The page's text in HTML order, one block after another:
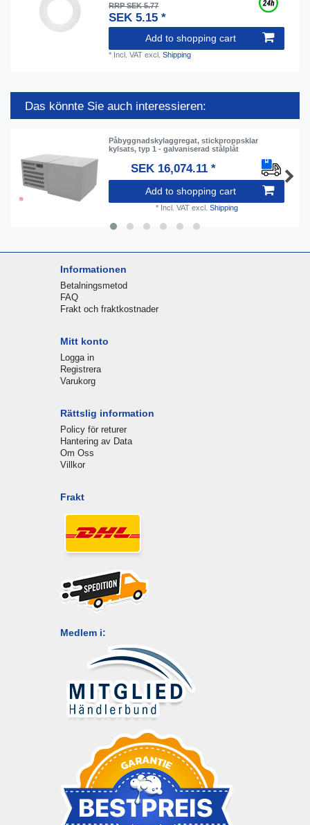
RRP SEK 5.77
SEK 5.15 *
Add to shopping cart
* Incl. VAT excl.Shipping
Das könnte Sie auch interessieren:
Påbyggnadskylaggregat, stickproppsklar
kylsats, typ 1 - galvaniserad stålplåt
SEK 16,074.11 *
Add to shopping cart
* Incl. VATexcl. Shipping
Informationen
Betalningsmetod
FAQ
Frakt och fraktkostnader
Mitt konto
Logga in
Registrera
Varukorg
Rättslig information
Policy för returer
Hantering av Data
Om Oss
Villkor
Frakt
Medlem i: